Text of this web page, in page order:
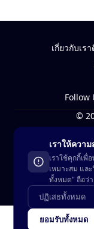
เกี่ยวกับเรา
Follow
©
ซื้อ
เราให้ควา
เราใช้คุกกี้เ
เหมาะสม แล
ทั้งหมด" ถือว่
ปฏิเสธทั้งหมด
ยอมรับทั้งหมด